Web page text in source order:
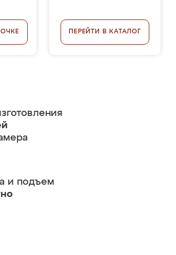
ПЕРЕЙТИ В КАТАЛОГ
и подъем